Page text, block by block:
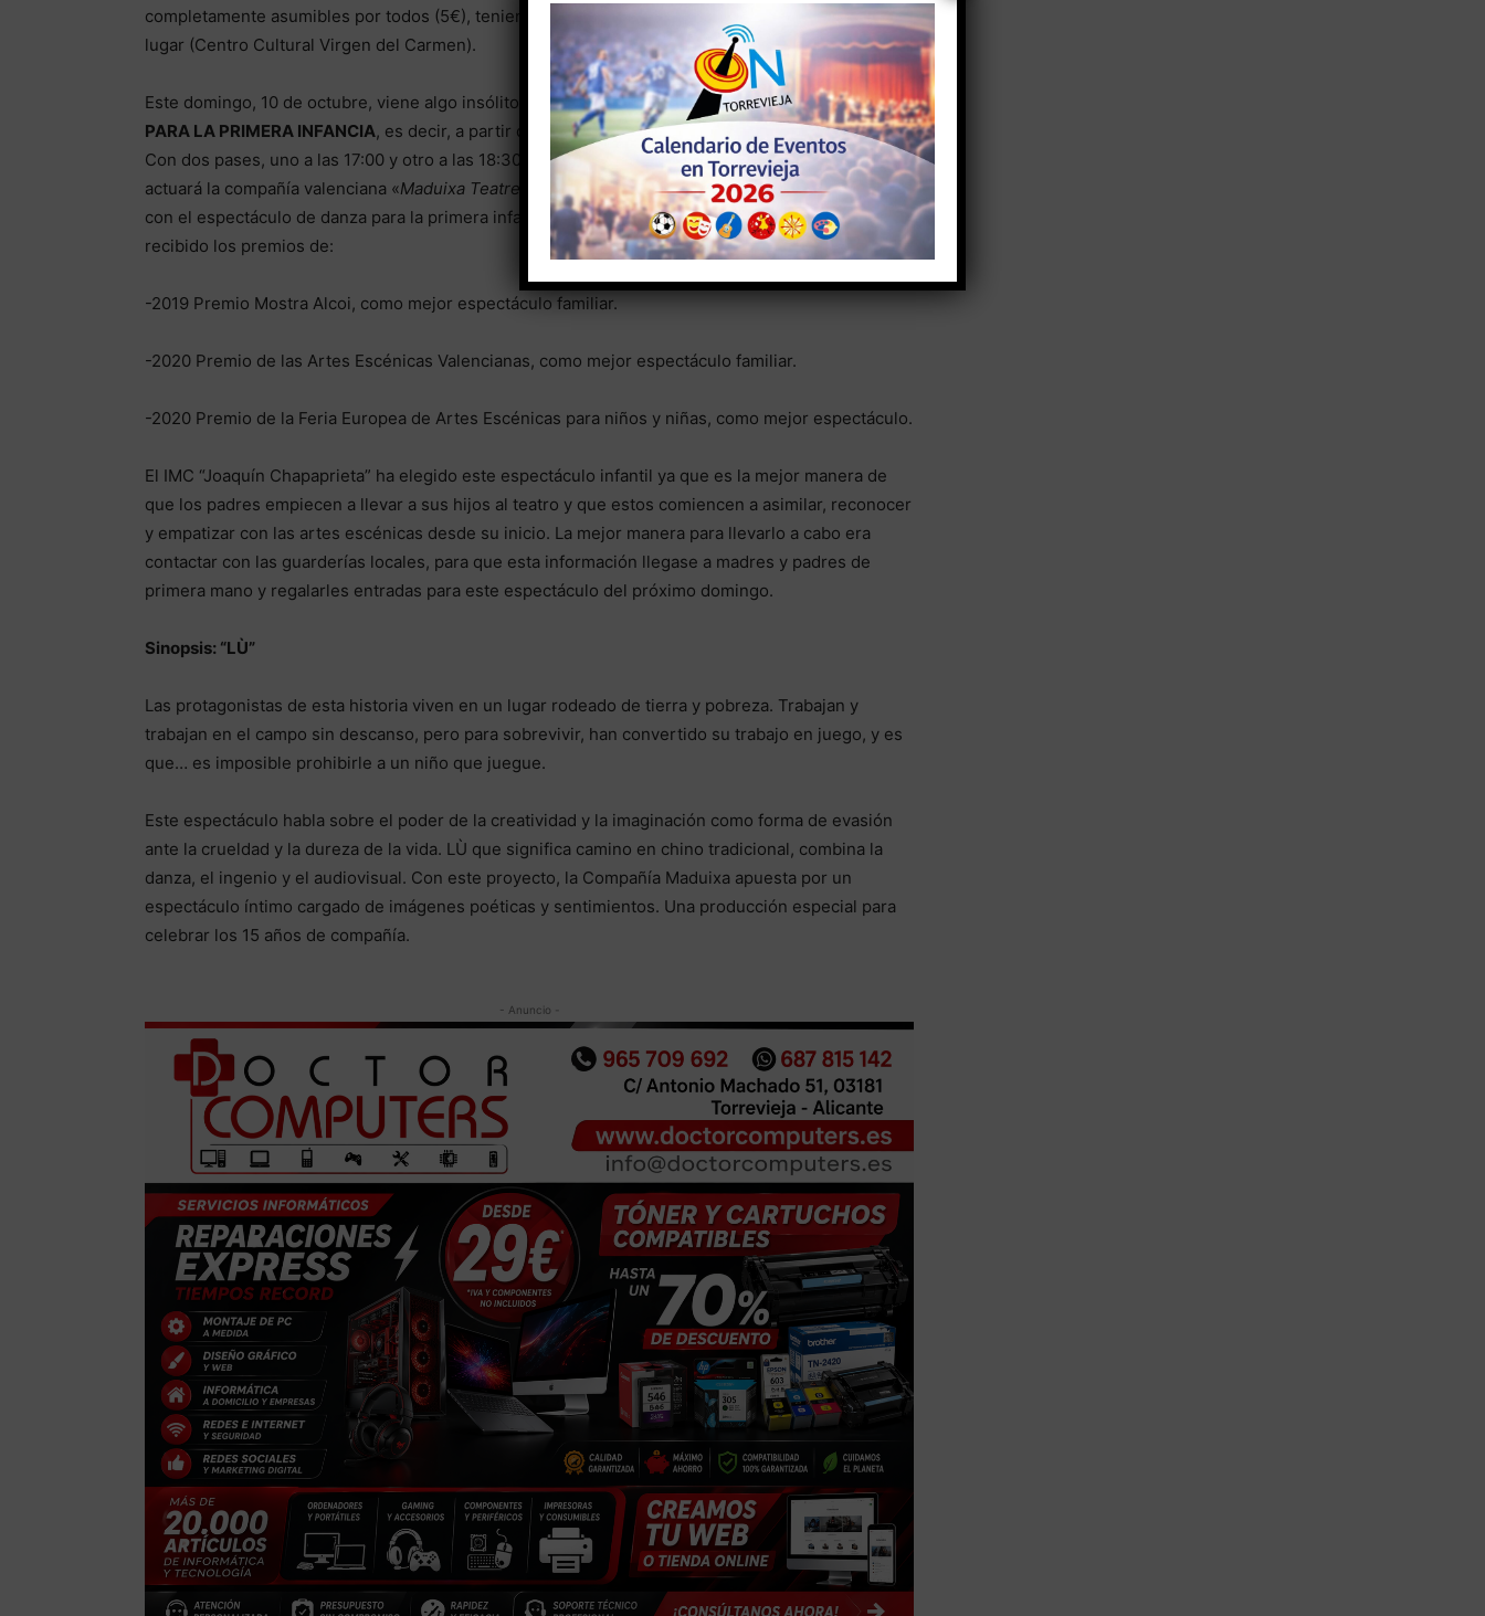
completamente asumibles por todos (5€), teniendo un día (domingo) y una hora (18:30 horas) y
lugar (Centro Cultural Virgen del Carmen).
Este domingo, 10 de octubre, viene algo insólito y nunca visto en la ciudad de TorreviejaTEATRO
PARA LA PRIMERA INFANCIA, es decir, a partir de 2/3 años aproximadamente en adelante.
Con dos pases, uno a las 17:00 y otro a las 18:30 horas, con una duración de 35 minutos cada uno,
actuará la compañía valenciana «Maduixa Teatre «, la mejor compañía de danza-teatro a día de hoy,
con el espectáculo de danza para la primera infancia «LÙ», espectáculo que entre otros ha
recibido los premios de:
-2019 Premio Mostra Alcoi, como mejor espectáculo familiar.
-2020 Premio de las Artes Escénicas Valencianas, como mejor espectáculo familiar.
-2020 Premio de la Feria Europea de Artes Escénicas para niños y niñas, como mejor espectáculo.
El IMC “Joaquín Chapaprieta” ha elegido este espectáculo infantil ya que es la mejor manera de
que los padres empiecen a llevar a sus hijos al teatro y que estos comiencen a asimilar, reconocer
y empatizar con las artes escénicas desde su inicio. La mejor manera para llevarlo a cabo era
contactar con las guarderías locales, para que esta información llegase a madres y padres de
primera mano y regalarles entradas para este espectáculo del próximo domingo.
Sinopsis: “LÙ”
Las protagonistas de esta historia viven en un lugar rodeado de tierra y pobreza. Trabajan y
trabajan en el campo sin descanso, pero para sobrevivir, han convertido su trabajo en juego, y es
que… es imposible prohibirle a un niño que juegue.
Este espectáculo habla sobre el poder de la creatividad y la imaginación como forma de evasión
ante la crueldad y la dureza de la vida. LÙ que significa camino en chino tradicional, combina la
danza, el ingenio y el audiovisual. Con este proyecto, la Compañía Maduixa apuesta por un
espectáculo íntimo cargado de imágenes poéticas y sentimientos. Una producción especial para
celebrar los 15 años de compañía.
- Anuncio -